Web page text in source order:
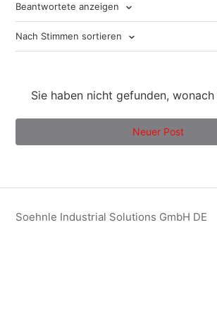
Beantwortete anzeigen
Nach Stimmen sortieren
Sie haben nicht gefunden, wonach
Neuer Post
Soehnle Industrial Solutions GmbH DE